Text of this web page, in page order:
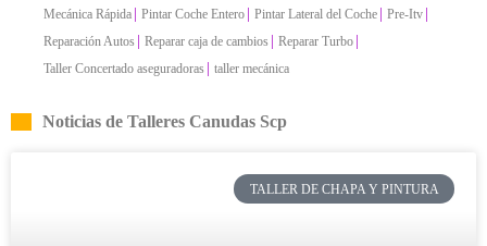
Mecánica Rápida Pintar Coche Entero Pintar Lateral del Coche Pre-Itv
Reparación Autos Reparar caja de cambios Reparar Turbo
Taller Concertado aseguradoras taller mecánica
Noticias de Talleres Canudas Scp
TALLER DE CHAPA Y PINTURA